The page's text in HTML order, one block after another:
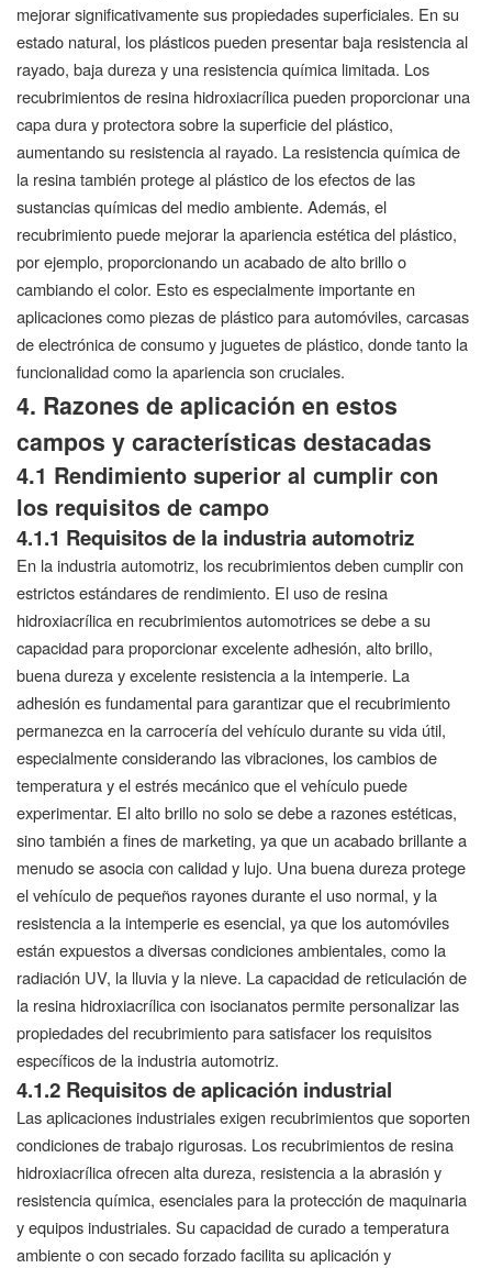
mejorar significativamente sus propiedades superficiales. En su
estado natural, los plásticos pueden presentar baja resistencia al
rayado, baja dureza y una resistencia química limitada. Los
recubrimientos de resina hidroxiacrílica pueden proporcionar una
capa dura y protectora sobre la superficie del plástico,
aumentando su resistencia al rayado. La resistencia química de
la resina también protege al plástico de los efectos de las
sustancias químicas del medio ambiente. Además, el
recubrimiento puede mejorar la apariencia estética del plástico,
por ejemplo, proporcionando un acabado de alto brillo o
cambiando el color. Esto es especialmente importante en
aplicaciones como piezas de plástico para automóviles, carcasas
de electrónica de consumo y juguetes de plástico, donde tanto la
funcionalidad como la apariencia son cruciales.
4. Razones de aplicación en estos
campos y características destacadas
4.1 Rendimiento superior al cumplir con
los requisitos de campo
4.1.1 Requisitos de la industria automotriz
En la industria automotriz, los recubrimientos deben cumplir con
estrictos estándares de rendimiento. El uso de resina
hidroxiacrílica en recubrimientos automotrices se debe a su
capacidad para proporcionar excelente adhesión, alto brillo,
buena dureza y excelente resistencia a la intemperie. La
adhesión es fundamental para garantizar que el recubrimiento
permanezca en la carrocería del vehículo durante su vida útil,
especialmente considerando las vibraciones, los cambios de
temperatura y el estrés mecánico que el vehículo puede
experimentar. El alto brillo no solo se debe a razones estéticas,
sino también a fines de marketing, ya que un acabado brillante a
menudo se asocia con calidad y lujo. Una buena dureza protege
el vehículo de pequeños rayones durante el uso normal, y la
resistencia a la intemperie es esencial, ya que los automóviles
están expuestos a diversas condiciones ambientales, como la
radiación UV, la lluvia y la nieve. La capacidad de reticulación de
la resina hidroxiacrílica con isocianatos permite personalizar las
propiedades del recubrimiento para satisfacer los requisitos
específicos de la industria automotriz.
4.1.2 Requisitos de aplicación industrial
Las aplicaciones industriales exigen recubrimientos que soporten
condiciones de trabajo rigurosas. Los recubrimientos de resina
hidroxiacrílica ofrecen alta dureza, resistencia a la abrasión y
resistencia química, esenciales para la protección de maquinaria
y equipos industriales. Su capacidad de curado a temperatura
ambiente o con secado forzado facilita su aplicación y